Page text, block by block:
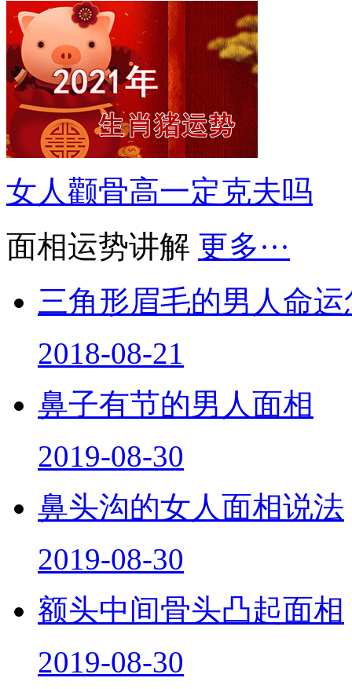
女人颧骨高一定克夫吗
面相运势讲解 更多···
三角形眉毛的男人命
2018-08-21
鼻子有节的男人面相
2019-08-30
鼻头沟的女人面相说法
2019-08-30
额头中间骨头凸起面相
2019-08-30